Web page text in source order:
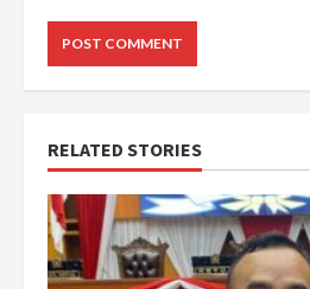
RELATED STORIES